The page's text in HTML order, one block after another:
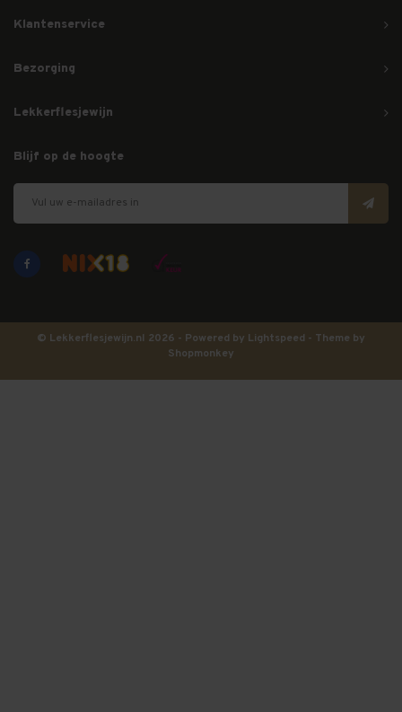
Klantenservice
Bezorging
Lekkerflesjewijn
Blijf op de hoogte
© Lekkerflesjewijn.nl 2026 - Powered by Lightspeed - Theme by
Shopmonkey